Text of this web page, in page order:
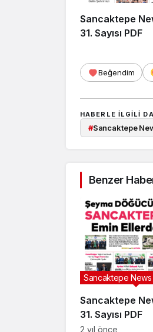
Sancaktepe
31. Sayısı PDF
Beğendim
HABERLE ILGILI
#Sancaktepe
Benzer
Sancaktepe
31. Sayısı PDF
Sancaktepe
2 yıl önce